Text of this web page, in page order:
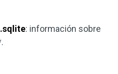
: información sobre